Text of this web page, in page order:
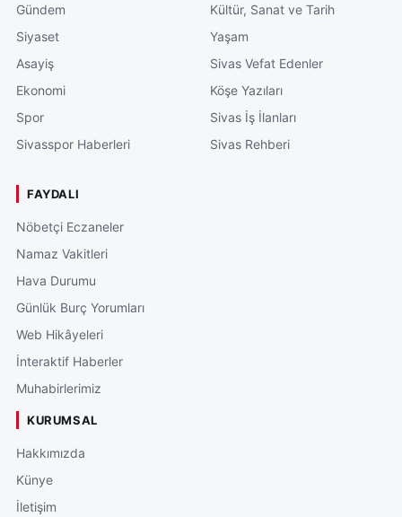
Gündem
Siyaset
Asayiş
Ekonomi
Spor
Sivasspor Haberleri
Kültür, Sanat ve Tarih
Yaşam
Sivas Vefat Edenler
Köşe Yazıları
Sivas İş İlanları
Sivas Rehberi
FAYDALI
Nöbetçi Eczaneler
Namaz Vakitleri
Hava Durumu
Günlük Burç Yorumları
Web Hikâyeleri
İnteraktif Haberler
Muhabirlerimiz
KURUMSAL
Hakkımızda
Künye
İletişim